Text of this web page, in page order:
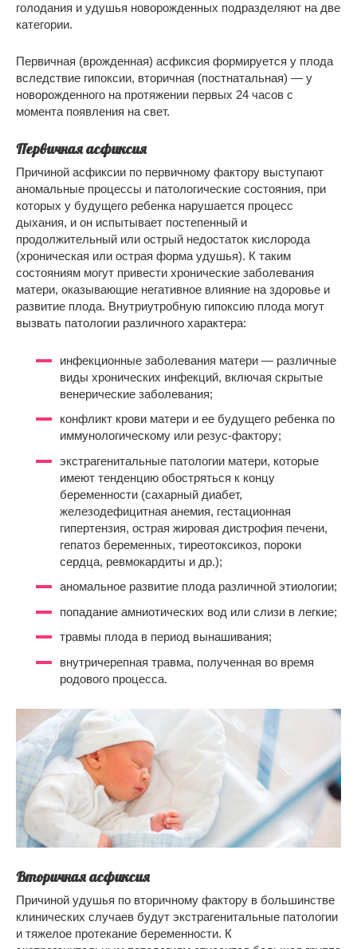
голодания и удушья новорожденных подразделяют на две
категории.
Первичная (врожденная) асфиксия формируется у плода
вследствие гипоксии, вторичная (постнатальная) — у
новорожденного на протяжении первых 24 часов с
момента появления на свет.
Первичная асфиксия
Причиной асфиксии по первичному фактору выступают
аномальные процессы и патологические состояния, при
которых у будущего ребенка нарушается процесс
дыхания, и он испытывает постепенный и
продолжительный или острый недостаток кислорода
(хроническая или острая форма удушья). К таким
состояниям могут привести хронические заболевания
матери, оказывающие негативное влияние на здоровье и
развитие плода. Внутриутробную гипоксию плода могут
вызвать патологии различного характера:
инфекционные заболевания матери — различные
виды хронических инфекций, включая скрытые
венерические заболевания;
конфликт крови матери и ее будущего ребенка по
иммунологическому или резус-фактору;
экстрагенитальные патологии матери, которые
имеют тенденцию обостряться к концу
беременности (сахарный диабет,
железодефицитная анемия, гестационная
гипертензия, острая жировая дистрофия печени,
гепатоз беременных, тиреотоксикоз, пороки
сердца, ревмокардиты и др.);
аномальное развитие плода различной этиологии;
попадание амниотических вод или слизи в легкие;
травмы плода в период вынашивания;
внутричерепная травма, полученная во время
родового процесса.
Вторичная асфиксия
Причиной удушья по вторичному фактору в большинстве
клинических случаев будут экстрагенитальные патологии
и тяжелое протекание беременности. К